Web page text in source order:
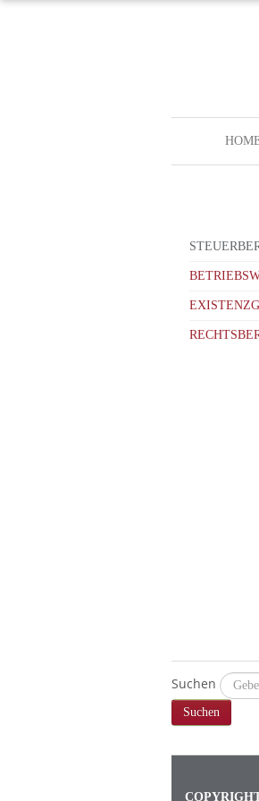
Suchen
Suchen